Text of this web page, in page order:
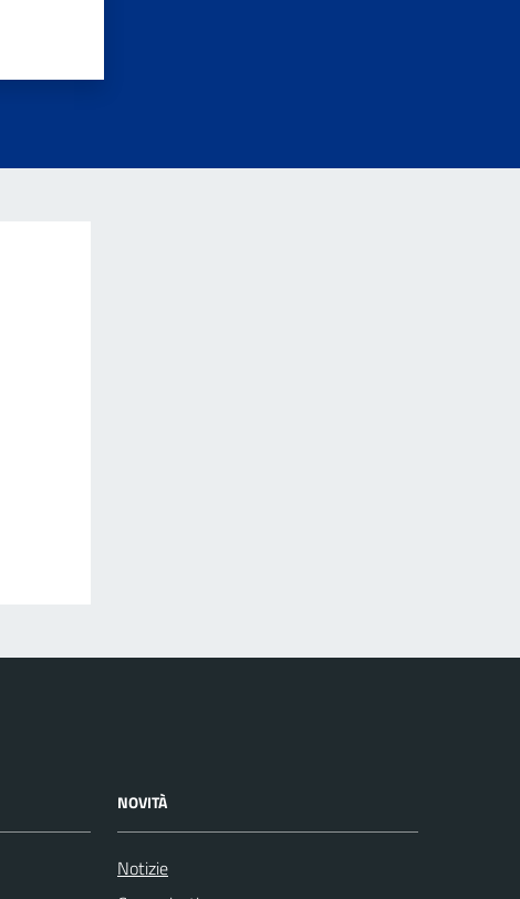
NOVITÀ
Notizie